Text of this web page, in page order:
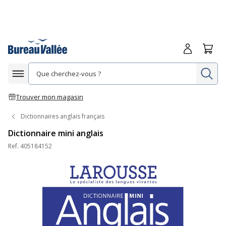
Afficher la navigation
Trouver mon magasin
Me
Dictionnaires anglais français
Dictionnaire mini anglais
Ref. 405184152